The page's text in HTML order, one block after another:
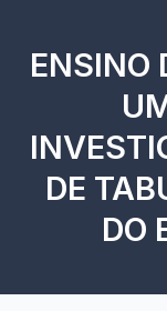
ENSINO
DE
DO